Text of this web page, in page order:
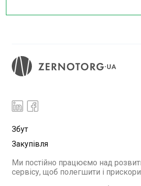
Збут
Закупівля
Ми постійно працюємо над
сервісу, щоб полегшити і